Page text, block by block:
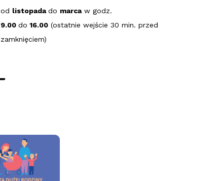
od listopadado marcaw godz.
9.00 do 16.00 (ostatnie wejście 30 min. przed
zamknięciem)